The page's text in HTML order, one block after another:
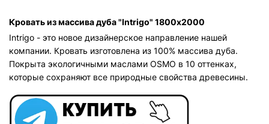
Кровать из массива дуба "Intrigo" 1800х2000
Intrigo - это новое дизайнерское направление нашей
компании. Кровать изготовлена из 100% массива дуба.
Покрыта экологичными маслами OSMO в 10 оттенках,
которые сохраняют все природные свойства древесины.